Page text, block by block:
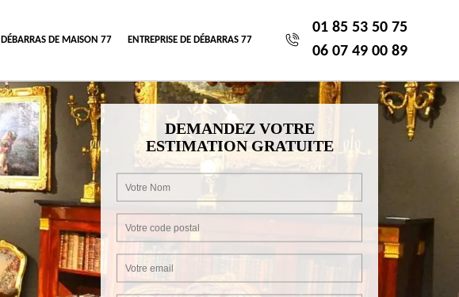
DÉBARRAS DE MAISON 77 ENTREPRISE DE DÉBARRAS 77
01 85 53 50 75
06 07 49 00 89
DEMANDEZ VOTRE
ESTIMATION GRATUITE